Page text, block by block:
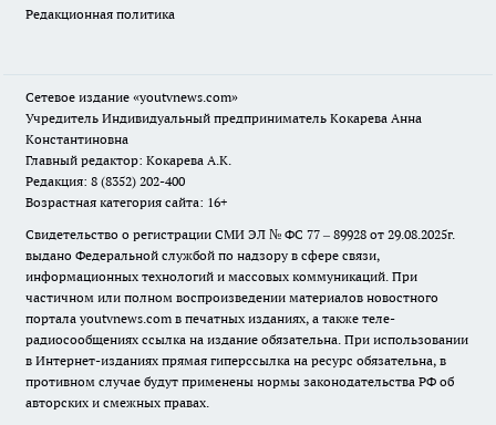
Редакционная политика
Сетевое издание «youtvnews.com»
Учредитель Индивидуальный предприниматель Кокарева Анна
Константиновна
Главный редактор: Кокарева А.К.
Редакция: 8 (8352) 202-400
Возрастная категория сайта: 16+
Свидетельство о регистрации СМИ ЭЛ № ФС 77 – 89928 от 29.08.2025г.
выдано Федеральной службой по надзору в сфере связи,
информационных технологий и массовых коммуникаций. При
частичном или полном воспроизведении материалов новостного
портала youtvnews.com в печатных изданиях, а также теле-
радиосообщениях ссылка на издание обязательна. При использовании
в Интернет-изданиях прямая гиперссылка на ресурс обязательна, в
противном случае будут применены нормы законодательства РФ об
авторских и смежных правах.